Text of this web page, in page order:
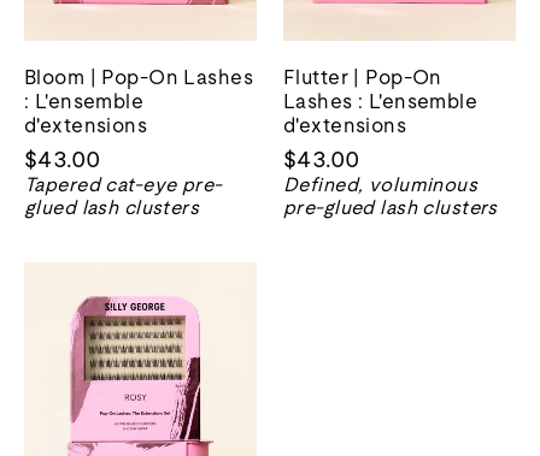
Bloom | Pop-On Lashes
: L'ensemble
d'extensions
$43.00
Tapered cat-eye pre-
glued lash clusters
Flutter | Pop-On
Lashes : L'ensemble
d'extensions
$43.00
Defined, voluminous
pre-glued lash clusters